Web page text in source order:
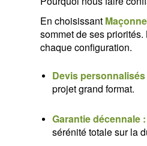
En choisissant
sommet de ses
chaque configuration.
Devis
projet grand format.
Garantie décennale :
sérénité totale sur la